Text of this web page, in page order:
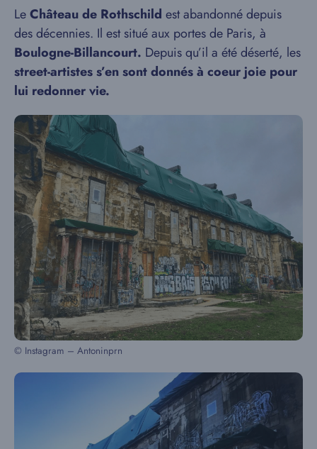
LeChâteau de Rothschild est abandonné depuis
des décennies. Il est situé aux portes de Paris, à
Boulogne-Billancourt. Depuis qu’il a été déserté, les
street-artistes s’en sont donnés à coeur joie pour
lui redonner vie.
© Instagram – Antoninprn